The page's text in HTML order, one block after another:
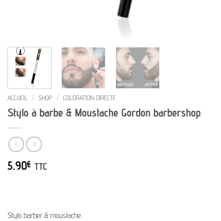
ACCUEIL / SHOP / COLORATION DIRECTE
Stylo à barbe & Moustache Gordon barbershop
5.90€ TTC
Stylo barber & moustache